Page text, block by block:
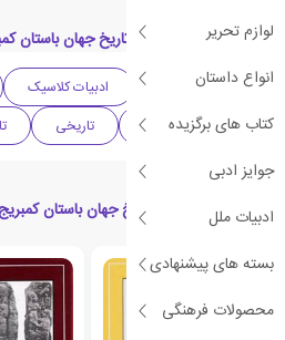
لوازم تحریر
انواع داستان
کتاب های برگزیده
جوایز ادبی
ادبیات ملل
بسته های پیشنهادی
محصولات فرهنگی
دسته بندی های کتاب تاریخ جهان باستان
ادبیات انگلیس ادبیات کلاسیک
دهه 1930 میلادی
تاریخی
کتاب های مرتبط با تاریخ جهان باستان